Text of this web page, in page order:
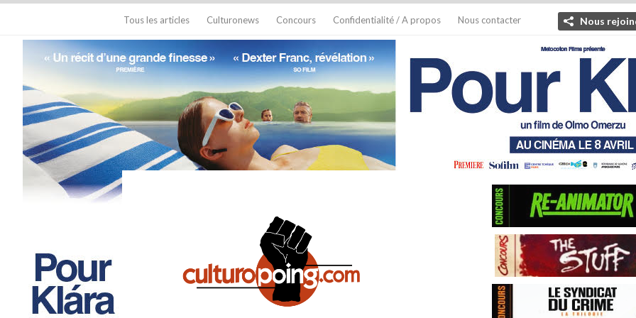
Tous les articles Culturonews Concours Confidentialité / A propos Nous contacter Nous